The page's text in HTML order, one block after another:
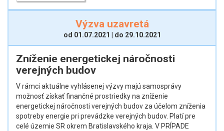
Výzva uzavretá
od 01.07.2021 | do 29.10.2021
Zníženie energetickej náročnosti
verejných budov
V rámci aktuálne vyhlásenej výzvy majú samosprávy
možnosť získať finančné prostriedky na zníženie
energetickej náročnosti verejných budov za účelom zníženia
spotreby energie pri prevádzke verejných budov. Platí pre
celé územie SR okrem Bratislavského kraja. V PRÍPADE